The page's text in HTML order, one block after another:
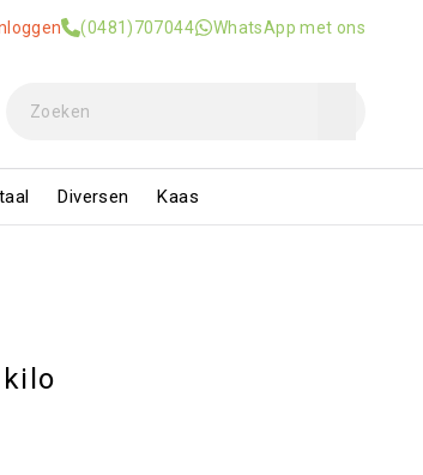
(0481)707044 WhatsApp met ons
Diversen Kaas